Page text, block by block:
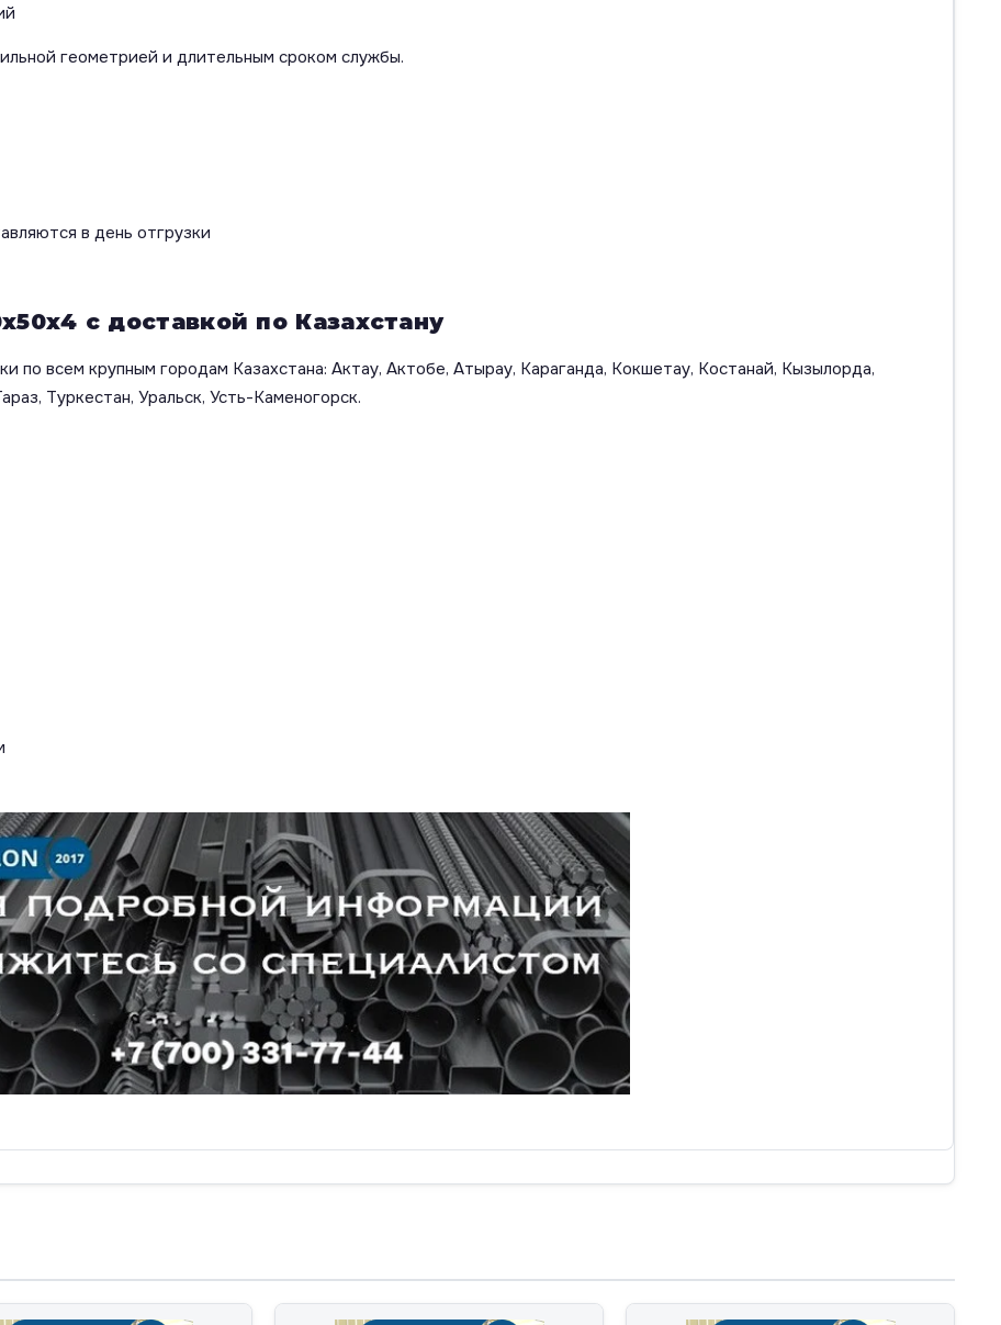
геометрией и длительным сроком службы.
в день отгрузки
с доставкой по Казахстану
по всем крупным городам Казахстана: Актау, Актобе, Атырау, Караганда, Кокшетау, Костанай, Кызылорда,
Туркестан, Уральск, Усть-Каменогорск.